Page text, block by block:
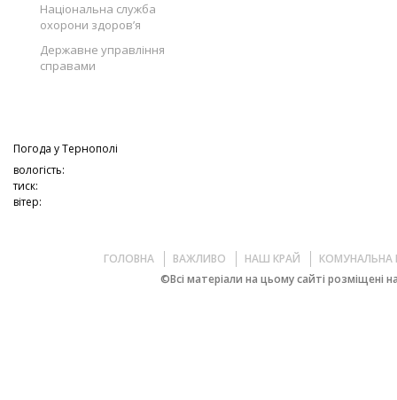
Національна служба
охорони здоров’я
Державне управління
справами
Погода уТернополі
вологість:
тиск:
вітер:
ГОЛОВНА ВАЖЛИВО НАШ КРАЙ
КОМУНАЛЬНА
©Всі матеріали на цьому сайті розміщені